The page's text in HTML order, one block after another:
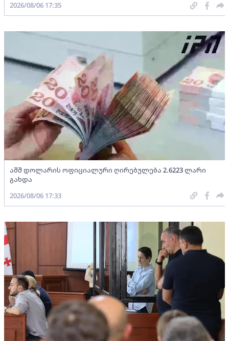
2026/08/06 17:35
აშშ დოლარის ოფიციალური ღირებულება 2.6223 ლარი
გახდა
2026/08/06 17:33